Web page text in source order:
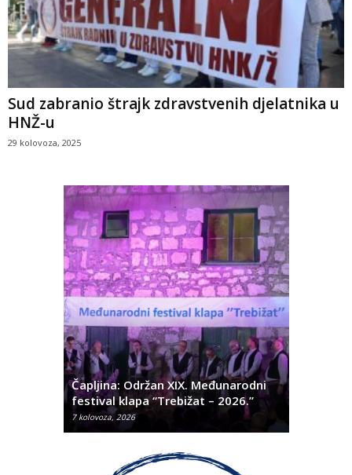
Sud zabranio štrajk zdravstvenih djelatnika u
HNŽ-u
29 kolovoza, 2025
Čapljina: Održan XIX. Međunarodni
festival klapa “Trebižat – 2026.”
7 kolovoza, 2026